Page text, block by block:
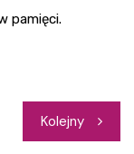
pamięci.
Kolejny